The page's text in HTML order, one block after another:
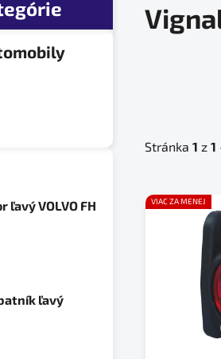
ľavý VOLVO FH
ľavý
Stránka 1 z 1
V
ý
VIAC ZA MENEJ